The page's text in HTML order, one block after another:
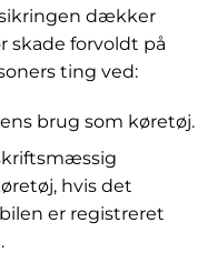
dækker
skade forvoldt på
ting ved:
brug som køretøj.
hvis det
er registreret